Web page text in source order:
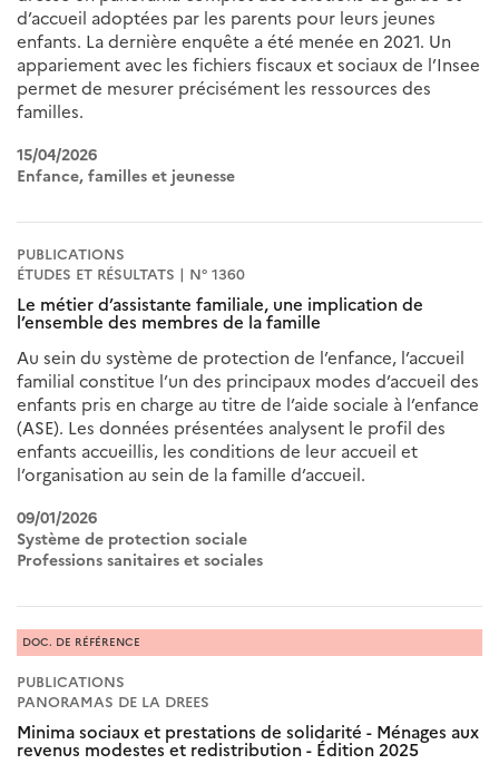
d’accueil adoptées par les parents pour leurs jeunes
enfants. La dernière enquête a été menée en 2021. Un
appariement avec les fichiers fiscaux et sociaux de l’Insee
permet de mesurer précisément les ressources des
familles.
15/04/2026
Enfance, familles et jeunesse
PUBLICATIONS
ÉTUDES ET RÉSULTATS | N° 1360
Le métier d’assistante familiale, une implication de
l’ensemble des membres de la famille
Au sein du système de protection de l’enfance, l’accueil
familial constitue l’un des principaux modes d’accueil des
enfants pris en charge au titre de l’aide sociale à l’enfance
(ASE). Les données présentées analysent le profil des
enfants accueillis, les conditions de leur accueil et
l’organisation au sein de la famille d’accueil.
09/01/2026
Système de protection sociale
Professions sanitaires et sociales
PUBLICATIONS
PANORAMAS DE LA DREES
Minima sociaux et prestations de solidarité - Ménages aux
revenus modestes et redistribution - Édition 2025
DOC. DE RÉFÉRENCE